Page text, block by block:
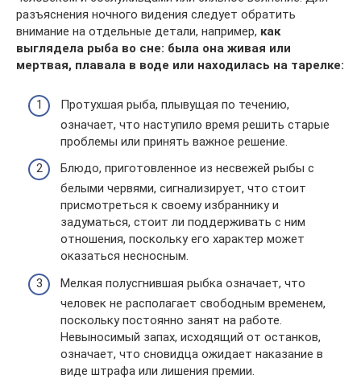
разъяснения ночного видения следует обратить
внимание на отдельные детали, например, как
выглядела рыба во сне: была она живая или
мертвая, плавала в воде или находилась на тарелке:
Протухшая рыба, плывущая по течению,
означает, что наступило время решить старые
проблемы или принять важное решение.
Блюдо, приготовленное из несвежей рыбы с
белыми червями, сигнализирует, что стоит
присмотреться к своему избраннику и
задуматься, стоит ли поддерживать с ним
отношения, поскольку его характер может
оказаться несносным.
Мелкая полусгнившая рыбка означает, что
человек не располагает свободным временем,
поскольку постоянно занят на работе.
Невыносимый запах, исходящий от останков,
означает, что сновидца ожидает наказание в
виде штрафа или лишения премии.